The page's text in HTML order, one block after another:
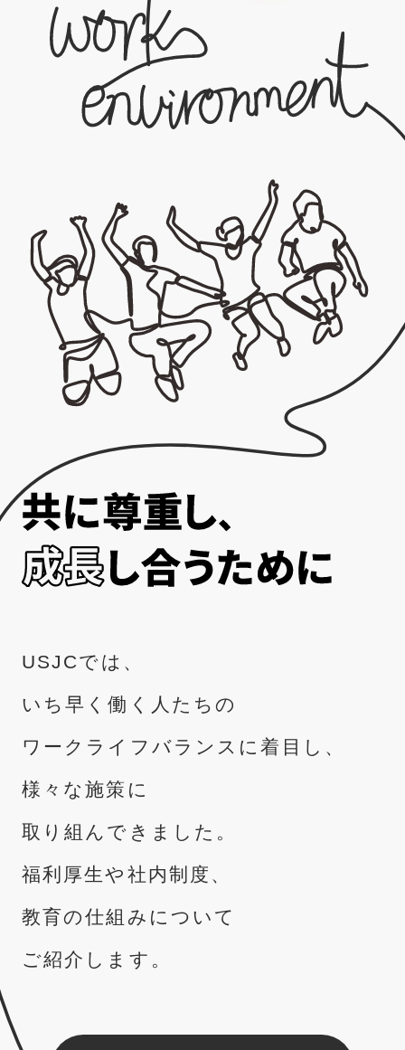
USJCでは、
いち早く働く人たちの
ワークライフバランスに着目し、
様々な施策に
取り組んできました。
福利厚生や社内制度、
教育の仕組みについて
ご紹介します。